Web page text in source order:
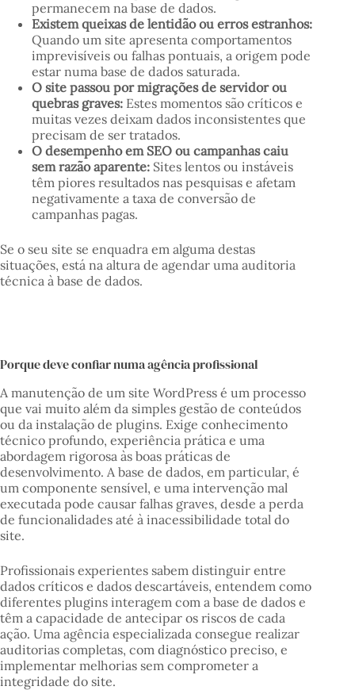
permanecem na base de dados.
Existem queixas de lentidão ou erros estranhos:
Quando um site apresenta comportamentos
imprevisíveis ou falhas pontuais, a origem pode
estar numa base de dados saturada.
O site passou por migrações de servidor ou
quebras graves: Estes momentos são críticos e
muitas vezes deixam dados inconsistentes que
precisam de ser tratados.
O desempenho em SEO ou campanhas caiu
sem razão aparente: Sites lentos ou instáveis
têm piores resultados nas pesquisas e afetam
negativamente a taxa de conversão de
campanhas pagas.
Se o seu site se enquadra em alguma destas
situações, está na altura de agendar uma auditoria
técnica à base de dados.
Porque deve confiar numa agência profissional
A manutenção de um site WordPress é um processo
que vai muito além da simples gestão de conteúdos
ou da instalação de plugins. Exige conhecimento
técnico profundo, experiência prática e uma
abordagem rigorosa às boas práticas de
desenvolvimento. A base de dados, em particular, é
um componente sensível, e uma intervenção mal
executada pode causar falhas graves, desde a perda
de funcionalidades até à inacessibilidade total do
site.
Profissionais experientes sabem distinguir entre
dados críticos e dados descartáveis, entendem como
diferentes plugins interagem com a base de dados e
têm a capacidade de antecipar os riscos de cada
ação. Uma agência especializada consegue realizar
auditorias completas, com diagnóstico preciso, e
implementar melhorias sem comprometer a
integridade do site.